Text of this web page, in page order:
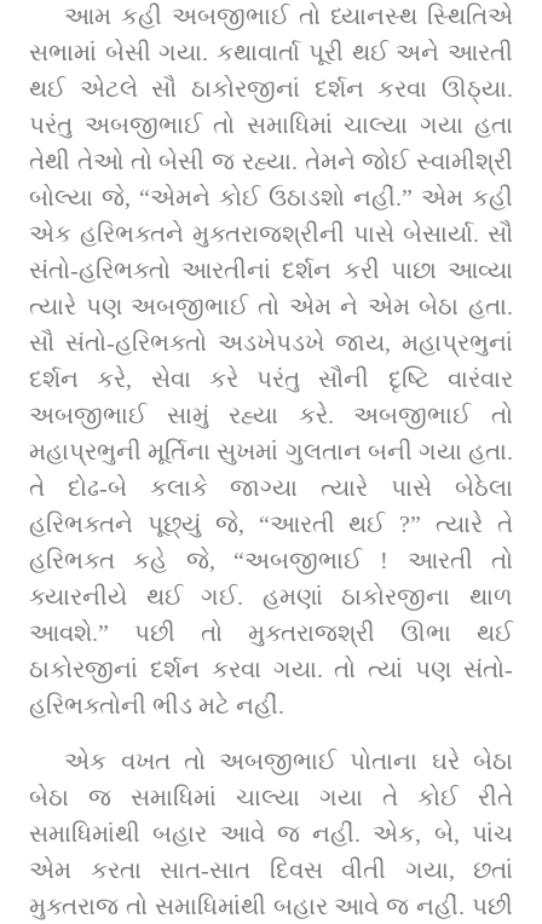
આમ કહી અબજીભાઈ તો ધ્યાનસ્થ સ્થિતિએ
સભામાં બેસી ગયા. કથાવાર્તા પૂરી થઈ અને આરતી
થઈ એટલે સૌ ઠાકોરજીનાં દર્શન કરવા ઊઠ્યા.
પરંતુ અબજીભાઈ તો સમાધિમાં ચાલ્યા ગયા હતા
તેથી તેઓ તો બેસી જ રહ્યા. તેમને જોઈ સ્વામીશ્રી
બોલ્યા જે, “એમને કોઈ ઉઠાડશો નહીં.” એમ કહી
એક હરિભક્તને મુક્તરાજશ્રીની પાસે બેસાર્યા. સૌ
સંતો-હરિભક્તો આરતીનાં દર્શન કરી પાછા આવ્યા
ત્યારે પણ અબજીભાઈ તો એમ ને એમ બેઠા હતા.
સૌ સંતો-હરિભક્તો અડખેપડખે જાય, મહાપ્રભુનાં
દર્શન કરે, સેવા કરે પરંતુ સૌની દૃષ્ટિ વારંવાર
અબજીભાઈ સામું રહ્યા કરે. અબજીભાઈ તો
મહાપ્રભુની મૂર્તિના સુખમાં ગુલતાન બની ગયા હતા.
તે દોઢ-બે કલાકે જાગ્યા ત્યારે પાસે બેઠેલા
હરિભક્તને પૂછ્યું જે, “આરતી થઈ ?” ત્યારે તે
હરિભક્ત કહે જે, “અબજીભાઈ ! આરતી તો
ક્યારનીયે થઈ ગઈ. હમણાં ઠાકોરજીના થાળ
આવશે.” પછી તો મુક્તરાજશ્રી ઊભા થઈ
ઠાકોરજીનાં દર્શન કરવા ગયા. તો ત્યાં પણ સંતો-
હરિભક્તોની ભીડ મટે નહીં.
એક વખત તો અબજીભાઈ પોતાના ઘરે બેઠા
બેઠા જ સમાધિમાં ચાલ્યા ગયા તે કોઈ રીતે
સમાધિમાંથી બહાર આવે જ નહીં. એક, બે, પાંચ
એમ કરતા સાત-સાત દિવસ વીતી ગયા, છતાં
મુક્તરાજ તો સમાધિમાંથી બહાર આવે જ નહીં. પછી